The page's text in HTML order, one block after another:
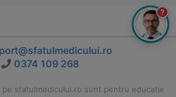
0374 109 268
pe sfatulmedicului.ro sunt pentru educatie
?